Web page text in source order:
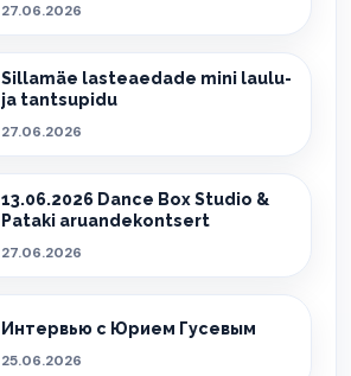
27.06.2026
Sillamäe lasteaedade mini laulu-
ja tantsupidu
27.06.2026
13.06.2026 Dance Box Studio &
Pataki aruandekontsert
27.06.2026
Интервью с Юрием Гусевым
25.06.2026